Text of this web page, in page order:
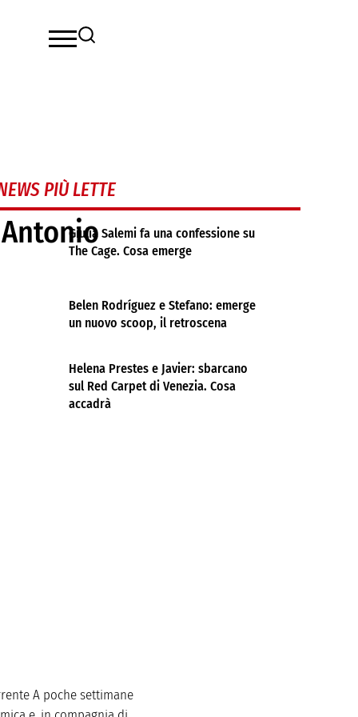
A poche settimane
PIÙ LETTE
Giulia Salemi fa una confessione su
The Cage. Cosa emerge
Belen Rodríguez e Stefano: emerge
un nuovo scoop, il retroscena
Helena Prestes e Javier: sbarcano
sul Red Carpet di Venezia. Cosa
accadrà